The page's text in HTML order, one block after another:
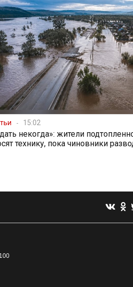
15:02
некогда»: жители
технику, пока чиновники